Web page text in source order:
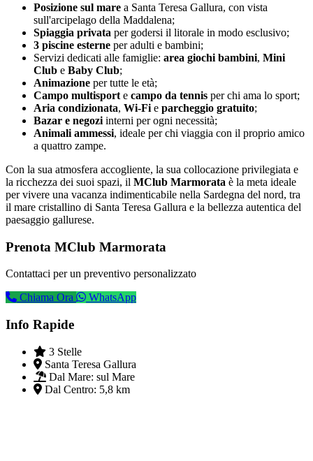
Posizione sul mare a Santa Teresa Gallura, con vista
sull'arcipelago della Maddalena;
Spiaggia privata per godersi il litorale in modo esclusivo;
3 piscine esterne per adulti e bambini;
Servizi dedicati alle famiglie: area giochi bambini, Mini
Club e Baby Club;
Animazione per tutte le età;
Campo multisport e campo da tennis per chi ama lo sport;
Aria condizionata, Wi-Fi e parcheggio gratuito;
Bazar e negozi interni per ogni necessità;
Animali ammessi, ideale per chi viaggia con il proprio amico
a quattro zampe.
Con la sua atmosfera accogliente, la sua collocazione privilegiata e
la ricchezza dei suoi spazi, il MClub Marmorata è la meta ideale
per vivere una vacanza indimenticabile nella Sardegna del nord, tra
il mare cristallino di Santa Teresa Gallura e la bellezza autentica del
paesaggio gallurese.
Prenota MClub Marmorata
Contattaci per un preventivo personalizzato
Chiama Ora
WhatsApp
Info Rapide
3 Stelle
Santa Teresa Gallura
Dal Mare: sul Mare
Dal Centro: 5,8 km